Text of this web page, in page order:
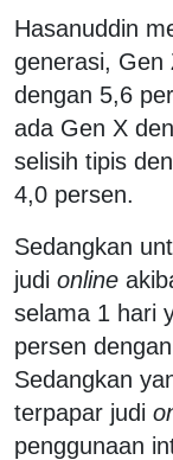
Hasanuddin
generasi, Gen
dengan 5,6
ada Gen X
selisih tipis
4,0 persen.
Sedangkan
judi online
selama 1 hari
persen
Sedangkan
terpapar judi
penggunaan